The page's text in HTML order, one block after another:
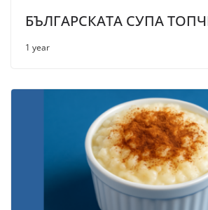
БЪЛГАРСКАТА СУПА
1 year